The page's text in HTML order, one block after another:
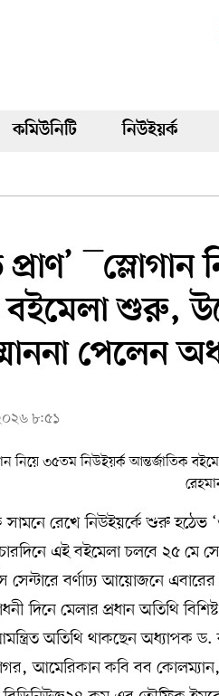
কমিউনিটি নিউইয়র্ক
¯স্লোগান
বইমেলা শুরু,
পেলেন
৮:৫১
রেখে নিউইয়র্কে শুরু হঠেভ
এই বইমেলা চলবে ২৫ মে
সেন্টারে বর্ণাঢ্য আয়োজনে
দিনে মেলার প্রধান অতিথি
অতিথি থাকছেন অধ্যাপক
আমেরিকান কবি বব